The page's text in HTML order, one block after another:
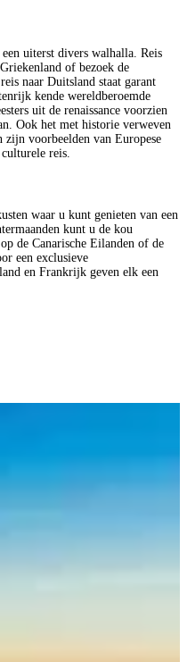
uiterst divers walhalla. Reis
of bezoek de
naar Duitsland staat garant
kende wereldberoemde
uit de renaissance voorzien
Ook het met historie verweven
zijn voorbeelden van Europese
reis.
waar u kunt genieten van een
kunt u de kou
de Canarische Eilanden of de
een exclusieve
en Frankrijk geven elk een